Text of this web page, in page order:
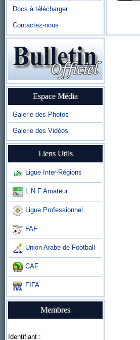
Docs à télécharger
Contactez-nous
Espace Média
Galerie des Photos
Galerie des Vidéos
Liens Utils
Ligue Inter-Régions
L.N.F Amateur
Ligue Professionnel
FAF
Union Arabe de Football
CAF
FIFA
Membres
Identifiant :